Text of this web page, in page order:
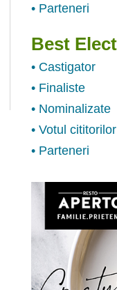
• Parteneri
Best
• Castigator
• Finaliste
• Nominalizate
• Votul cititorilor
• Parteneri